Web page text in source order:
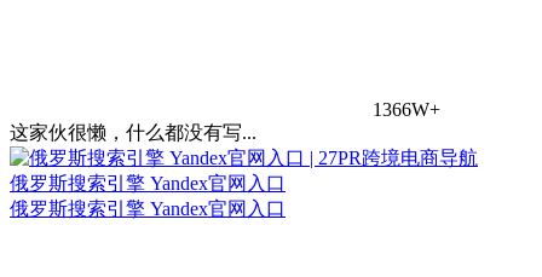
1366W+
这家伙很懒，什么都没有写...
俄罗斯搜索引擎 Yandex官网入口
俄罗斯搜索引擎 Yandex官网入口